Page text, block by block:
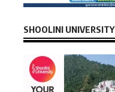
SHOOLINI UNIVERSITY